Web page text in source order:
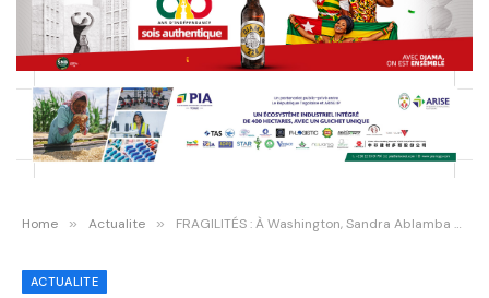
Home » Actualite » FRAGILITÉS : À Washington, Sandra Ablamba Johnson défend la doctrine togolaise de la prévention
ACTUALITE